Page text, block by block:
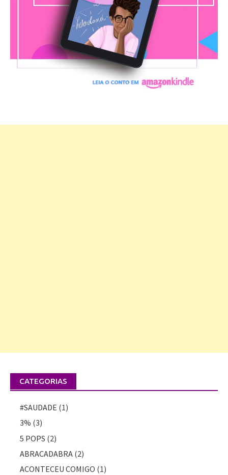
CATEGORIAS
#SAUDADE (1)
3% (3)
5 POPS (2)
ABRACADABRA (2)
ACONTECEU COMIGO (1)